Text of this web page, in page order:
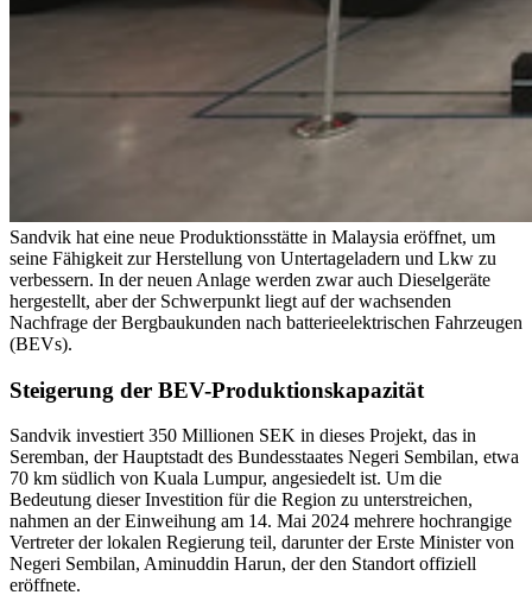
Sandvik hat eine neue Produktionsstätte in Malaysia eröffnet, um
seine Fähigkeit zur Herstellung von Untertageladern und Lkw zu
verbessern. In der neuen Anlage werden zwar auch Dieselgeräte
hergestellt, aber der Schwerpunkt liegt auf der wachsenden
Nachfrage der Bergbaukunden nach batterieelektrischen Fahrzeugen
(BEVs).
Steigerung der BEV-Produktionskapazität
Sandvik investiert 350 Millionen SEK in dieses Projekt, das in
Seremban, der Hauptstadt des Bundesstaates Negeri Sembilan, etwa
70 km südlich von Kuala Lumpur, angesiedelt ist. Um die
Bedeutung dieser Investition für die Region zu unterstreichen,
nahmen an der Einweihung am 14. Mai 2024 mehrere hochrangige
Vertreter der lokalen Regierung teil, darunter der Erste Minister von
Negeri Sembilan, Aminuddin Harun, der den Standort offiziell
eröffnete.